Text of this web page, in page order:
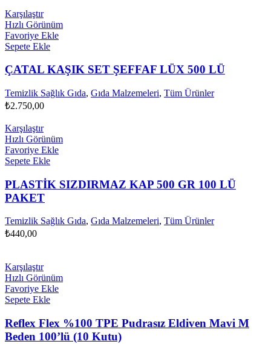
Karşılaştır
Hızlı Görünüm
Favoriye Ekle
Sepete Ekle
ÇATAL KAŞIK SET ŞEFFAF LÜX 500 LÜ
Temizlik Sağlık Gıda, Gıda Malzemeleri, Tüm Ürünler
₺2.750,00
Karşılaştır
Hızlı Görünüm
Favoriye Ekle
Sepete Ekle
PLASTİK SIZDIRMAZ KAP 500 GR 100 LÜ
PAKET
Temizlik Sağlık Gıda, Gıda Malzemeleri, Tüm Ürünler
₺440,00
Karşılaştır
Hızlı Görünüm
Favoriye Ekle
Sepete Ekle
Reflex Flex %100 TPE Pudrasız Eldiven Mavi M
Beden 100’lü (10 Kutu)